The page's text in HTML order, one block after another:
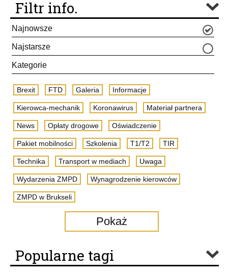
Filtr info.
Najnowsze
Najstarsze
Kategorie
Brexit FTD Galeria Informacje
Kierowca-mechanik Koronawirus Materiał partnera
News Opłaty drogowe Oświadczenie
Pakiet mobilności Szkolenia T1/T2 TIR
Technika Transport w mediach Uwaga
Wydarzenia ZMPD Wynagrodzenie kierowców
ZMPD w Brukseli
Pokaż
Popularne tagi